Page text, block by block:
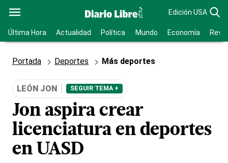
Edición USA
Última Hora Actualidad Política Mundo Economía
Portada Deportes Más deportes
LEÓN JON SEGUIR TEMA +
Jon aspira crear
licenciatura en deportes
en UASD